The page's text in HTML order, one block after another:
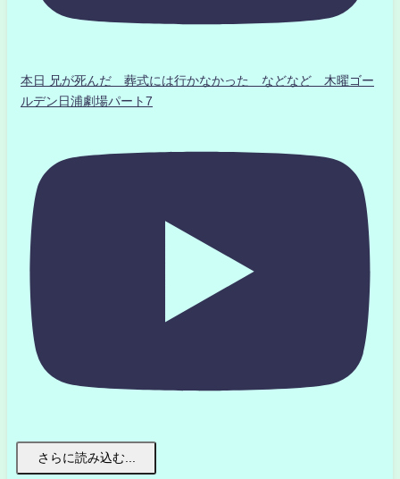
本日 兄が死んだ 葬式には行かなかった などなど 木曜ゴー
ルデン日浦劇場パート7
さらに読み込む...